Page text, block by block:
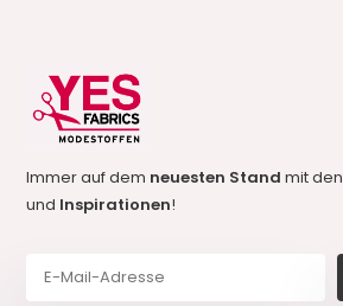
Immer auf dem neuesten Standmit den
und Inspirationen!